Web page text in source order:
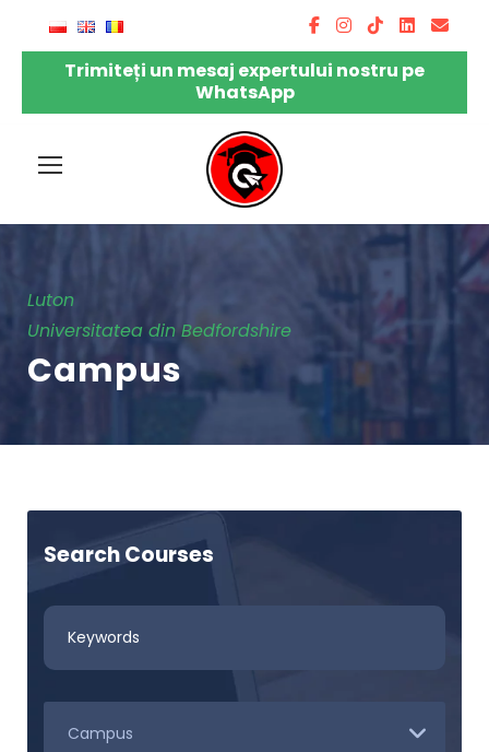
Trimiteți un mesaj expertului nostru pe
WhatsApp
Luton
Universitatea din Bedfordshire
Campus
Search Courses